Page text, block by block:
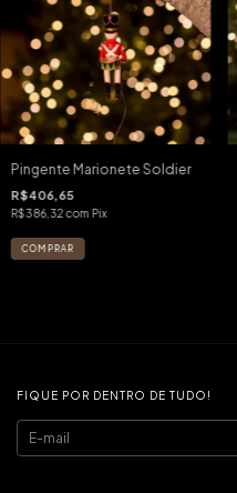
Pingente Marionete Soldier
R$406,65
R$386,32com Pix
FIQUE POR DENTRO DE TUDO!